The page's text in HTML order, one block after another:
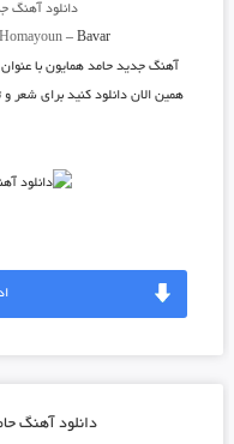
دانلود آهنگ
–Bavar
آهنگ جدیدحامد همایون با
همین الان دانلود کنید برای شعر
دانلود آهنگ